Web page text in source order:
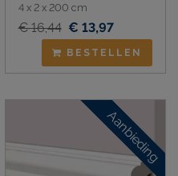
4 x 2 x 200 cm
€ 16,44 € 13,97
BESTELLEN
Aanbieding